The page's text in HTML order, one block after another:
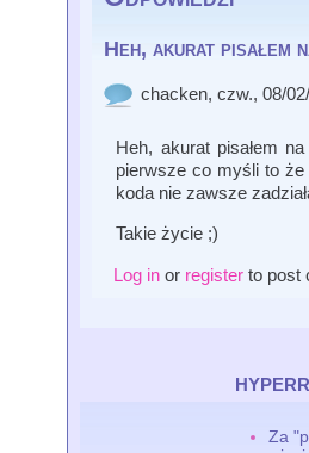
Heh, akurat pisałem
chacken, czw., 08/
Heh, akurat pisałem
pierwsze co myśli to
koda nie zawsze
Takie życie ;)
Log inor registerto post
Za